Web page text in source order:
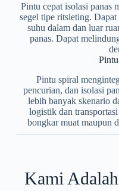
Pintu cepat isolasi panas
segel tipe ritsleting.
suhu dalam dan luar
panas. Dapat
Pintu spiral
pencurian, dan isolasi
lebih banyak skenario
logistik dan
bongkar muat maupun
Kami